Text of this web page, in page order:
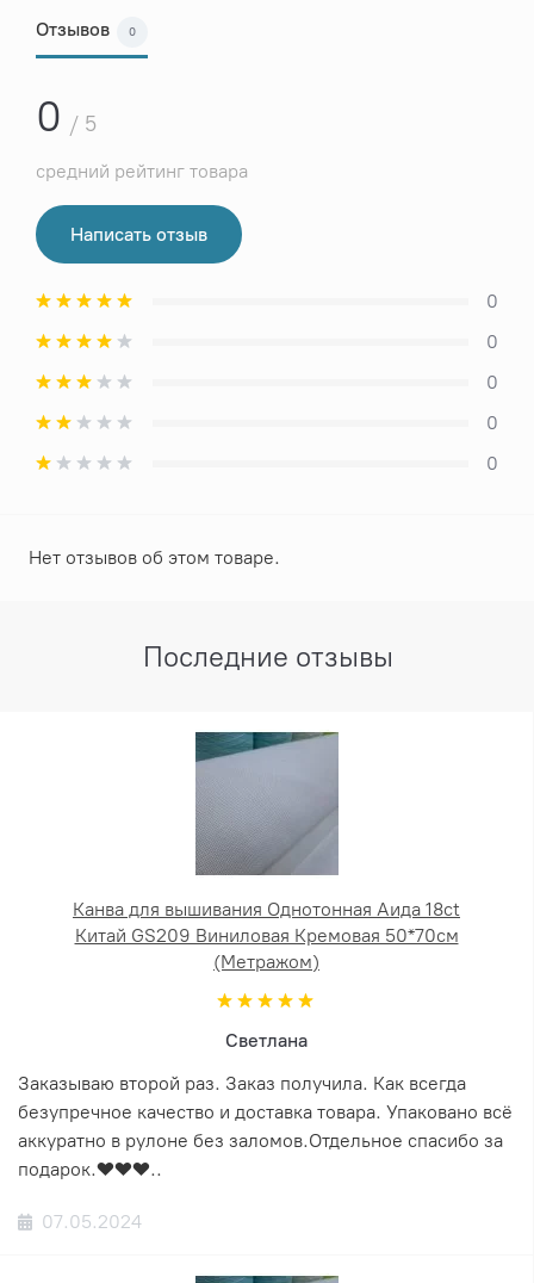
Отзывов 0
0 / 5
средний рейтинг товара
Написать отзыв
0
0
0
0
0
Нет отзывов об этом товаре.
Последние отзывы
Канва для вышивания Однотонная Аида 18ct
Китай GS209 Виниловая Кремовая 50*70см
(Метражом)
Светлана
Заказываю второй раз. Заказ получила. Как всегда
безупречное качество и доставка товара. Упаковано всё
аккуратно в рулоне без заломов.Отдельное спасибо за
подарок.❤️❤️❤️..
07.05.2024